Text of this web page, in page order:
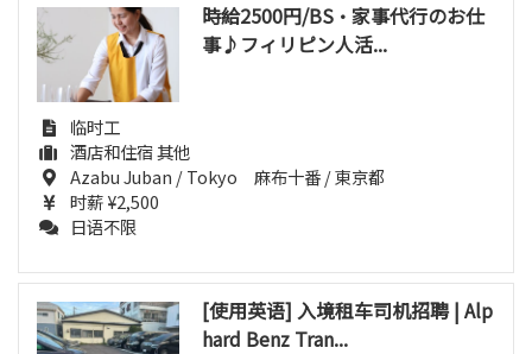
時給2500円/BS・家事代行のお仕
事♪フィリピン人活...
临时工
酒店和住宿 其他
Azabu Juban / Tokyo 麻布十番 / 東京都
时薪 ¥2,500
日语不限
[使用英语] 入境租车司机招聘 | Alp
hard Benz Tran...